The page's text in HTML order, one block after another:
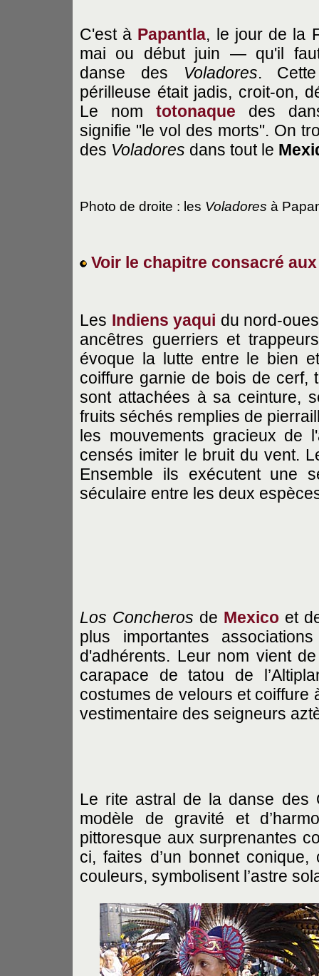
C'est à Papantla, le jour de la
mai ou début juin — qu'il
danse des Voladores. Cette
périlleuse était jadis, croit-on,
Le nom totonaque des
signifie "le vol des morts". On
des Voladores dans tout le
Photo de droite : les Voladores à
Voir le chapitre consacré
Les Indiens yaqui du nord-
ancêtres guerriers et
évoque la lutte entre le bien
coiffure garnie de bois de cerf,
sont attachées à sa ceinture,
fruits séchés remplies de
les mouvements gracieux de
censés imiter le bruit du vent.
Ensemble ils exécutent une
séculaire entre les deux
Los Concheros de Mexicoet
plus importantes
d'adhérents. Leur nom vient
carapace de tatou de
costumes de velours et coiffure
vestimentaire des seigneurs
Le rite astral de la danse des
modèle de gravité et
pittoresque aux surprenantes
ci, faites d’un bonnet
couleurs, symbolisent l’astre